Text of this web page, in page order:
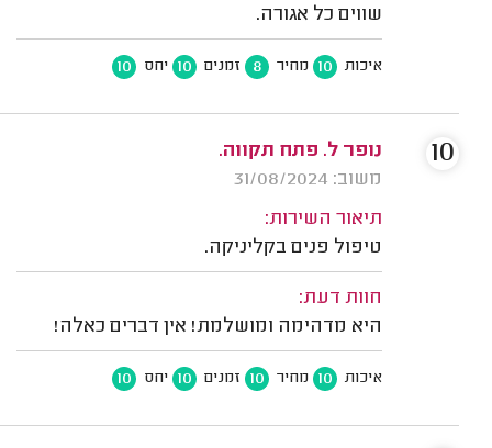
שווים כל אגורה.
איכות 10 מחיר 8 זמנים 10 יחס 10
נופר ל. פתח תקווה.
משוב: 31/08/2024
תיאור השירות:
טיפול פנים בקליניקה.
חוות דעת:
היא מדהימה ומושלמת! אין דברים כאלה!
איכות 10 מחיר 10 זמנים 10 יחס 10
10